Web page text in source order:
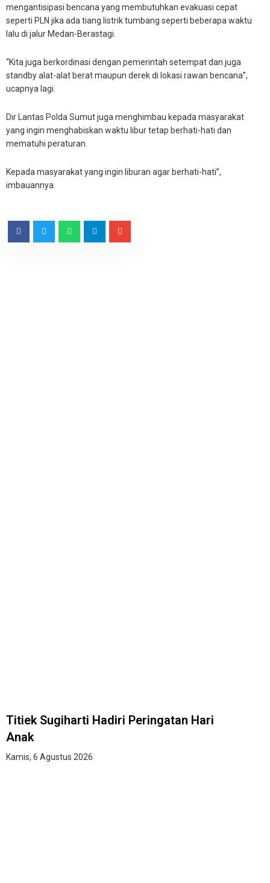
mengantisipasi bencana yang membutuhkan evakuasi cepat
seperti PLN jika ada tiang listrik tumbang seperti beberapa waktu
lalu di jalur Medan-Berastagi.
“Kita juga berkordinasi dengan pemerintah setempat dan juga
standby alat-alat berat maupun derek di lokasi rawan bencana”,
ucapnya lagi.
Dir Lantas Polda Sumut juga menghimbau kepada masyarakat
yang ingin menghabiskan waktu libur tetap berhati-hati dan
mematuhi peraturan.
Kepada masyarakat yang ingin liburan agar berhati-hati”,
imbauannya.
Titiek Sugiharti Hadiri Peringatan Hari
Anak
Kamis, 6 Agustus 2026